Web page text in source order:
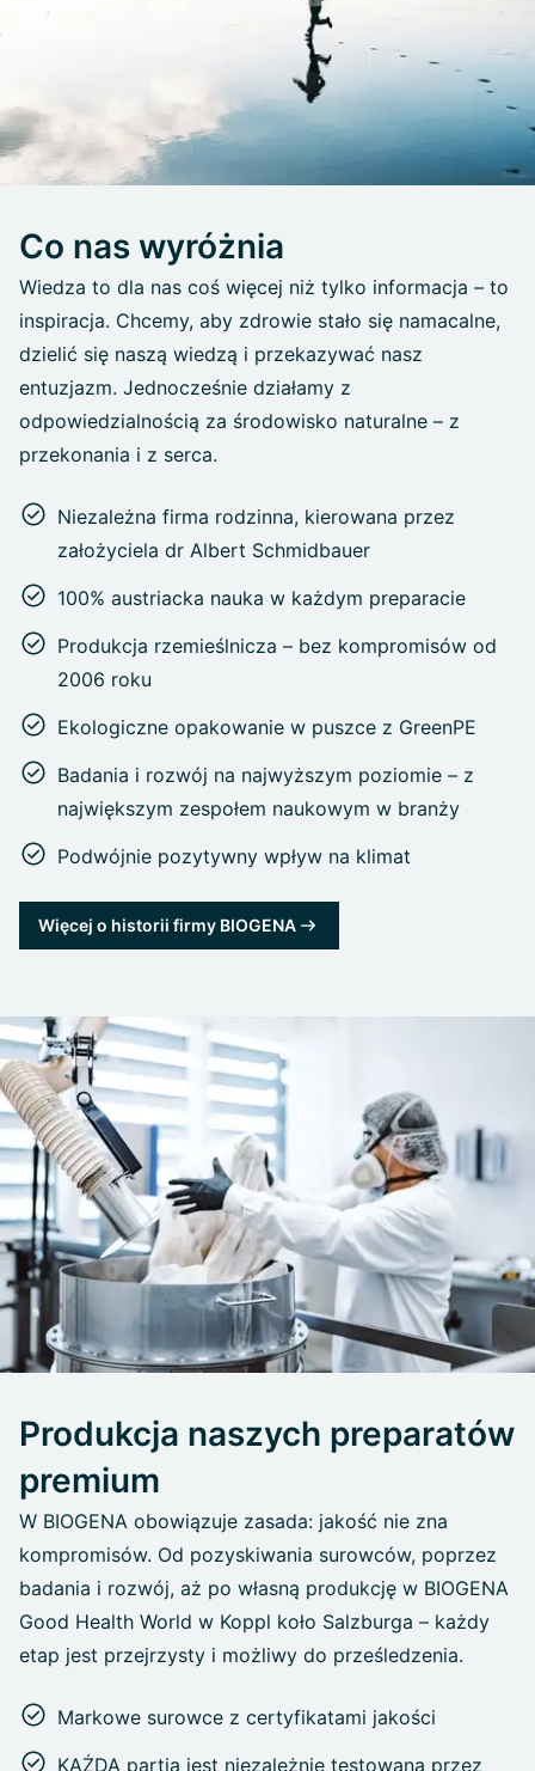
Co nas wyróżnia
Wiedza to dla nas coś więcej niż tylko informacja – to
inspiracja. Chcemy, aby zdrowie stało się namacalne,
dzielić się naszą wiedzą i przekazywać nasz
entuzjazm. Jednocześnie działamy z
odpowiedzialnością za środowisko naturalne – z
przekonania i z serca.
Niezależna firma rodzinna, kierowana przez
założyciela dr Albert Schmidbauer
100% austriacka nauka w każdym preparacie
Produkcja rzemieślnicza – bez kompromisów od
2006 roku
Ekologiczne opakowanie w puszce z GreenPE
Badania i rozwój na najwyższym poziomie – z
największym zespołem naukowym w branży
Podwójnie pozytywny wpływ na klimat
Więcej o historii firmy BIOGENA
Produkcja naszych preparatów
premium
W BIOGENA obowiązuje zasada: jakość nie zna
kompromisów. Od pozyskiwania surowców, poprzez
badania i rozwój, aż po własną produkcję w BIOGENA
Good Health World w Koppl koło Salzburga – każdy
etap jest przejrzysty i możliwy do prześledzenia.
Markowe surowce z certyfikatami jakości
KAŻDA partia jest niezależnie testowana przez